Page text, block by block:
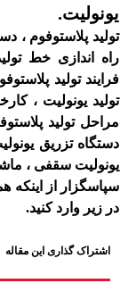
یونولیت.
تولید پلاستوفوم ،
راه اندازی خط
فرایند تولید
تولید یونولیت ،
مراحل تولید
دستگاه تزریق
یونولیت سقفی ،
سپاسگزار از اینکه
در زیر وارد کنید.
اشتراک گذاری این مقاله